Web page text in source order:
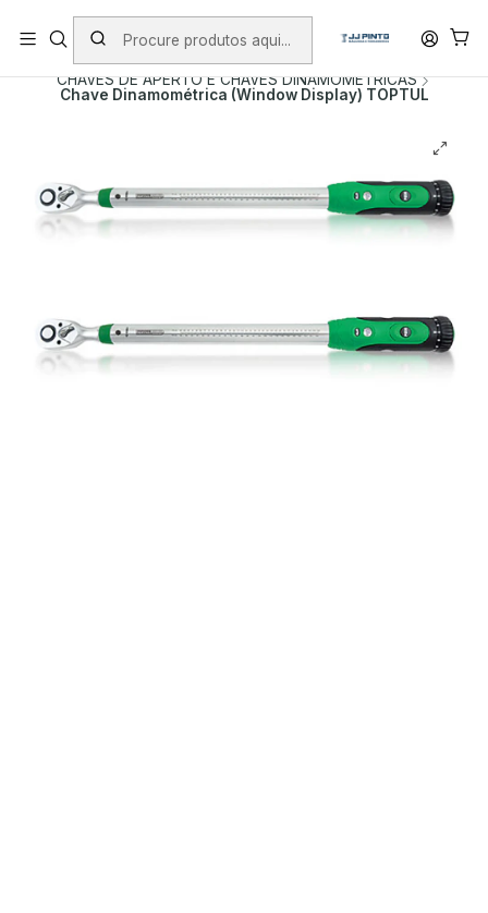
PORTES INCLUÍDOS EM ENCOMENDAS +75€ (excepto ilhas)
Início PRODUTOS
FERRAMENTA MANUAL
CHAVES DE APERTO E CHAVES DINAMOMETRICAS
Chave Dinamométrica (Window Display) TOPTUL